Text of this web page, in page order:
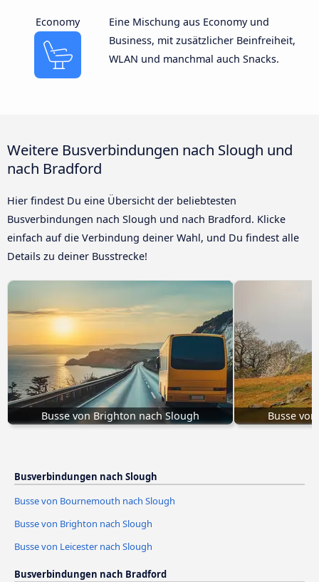
Economy
Eine Mischung aus Economy und
Business, mit zusätzlicher Beinfreiheit,
WLAN und manchmal auch Snacks.
Weitere Busverbindungen nach Slough und
nach Bradford
Hier findest Du eine Übersicht der beliebtesten
Busverbindungen nach Slough und nach Bradford. Klicke
einfach auf die Verbindung deiner Wahl, und Du findest alle
Details zu deiner Busstrecke!
Busse von Brighton nach Slough Busse
Busverbindungen nach Slough
Busse von Bournemouth nach Slough
Busse von Brighton nach Slough
Busse von Leicester nach Slough
Busverbindungen nach Bradford